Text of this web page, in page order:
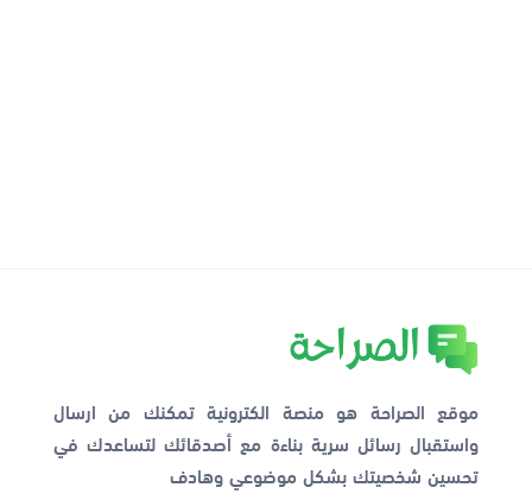
موقع الصراحة هو منصة الكترونية تمكنك من ارسال
واستقبال رسائل سرية بناءة مع أصدقائك لتساعدك في
تحسين شخصيتك بشكل موضوعي وهادف